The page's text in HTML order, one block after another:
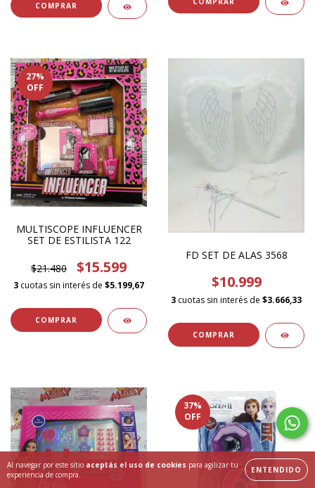
Al navegar por este sitio aceptás el uso de cookies para agilizar tu
experiencia de compra.
ENTENDIDO
27%
OFF
MULTISCOPE INFLUENCER
SET DE ESTILISTA 122
$21.480 $15.599
3 cuotas sin interés de $5.199,67
FD SET DE ALAS 3568
$10.999
3 cuotas sin interés de $3.666,33
37%
OFF